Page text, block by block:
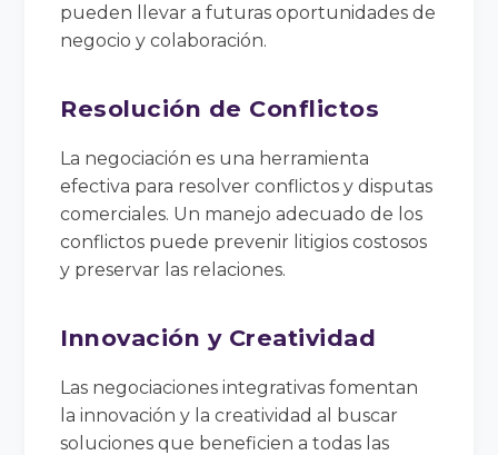
pueden llevar a futuras oportunidades de
negocio y colaboración.
Resolución de Conflictos
La negociación es una herramienta
efectiva para resolver conflictos y disputas
comerciales. Un manejo adecuado de los
conflictos puede prevenir litigios costosos
y preservar las relaciones.
Innovación y Creatividad
Las negociaciones integrativas fomentan
la innovación y la creatividad al buscar
soluciones que beneficien a todas las